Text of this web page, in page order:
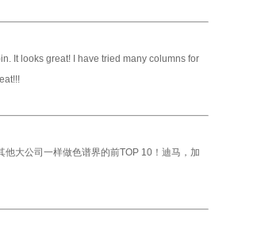
It looks great! I have tried many columns for
大公司一样做色谱界的前TOP 10！迪马，加